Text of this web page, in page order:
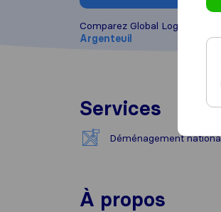
Comparez Global Logistique
Argenteuil
Services
Déménagement
À propos